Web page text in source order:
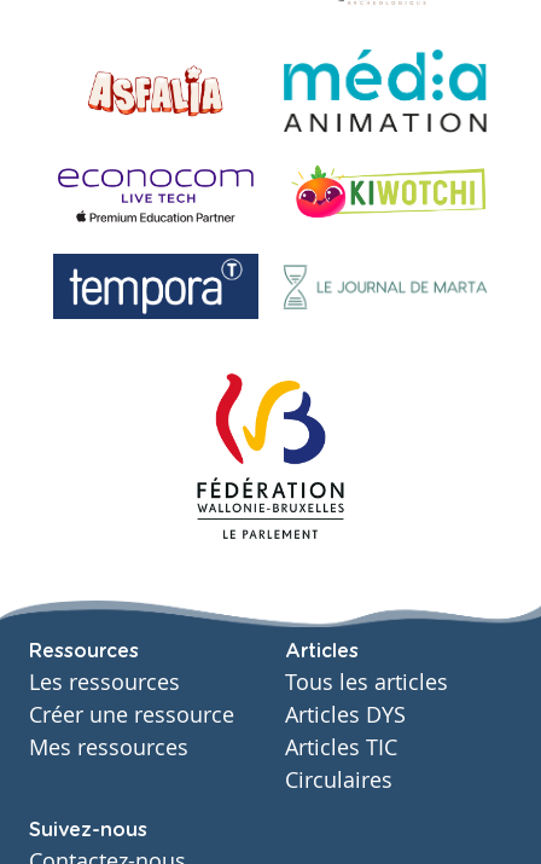
Ressources
Les ressources
Créer une ressource
Mes ressources
Articles
Tous les articles
Articles DYS
Articles TIC
Circulaires
Suivez-nous